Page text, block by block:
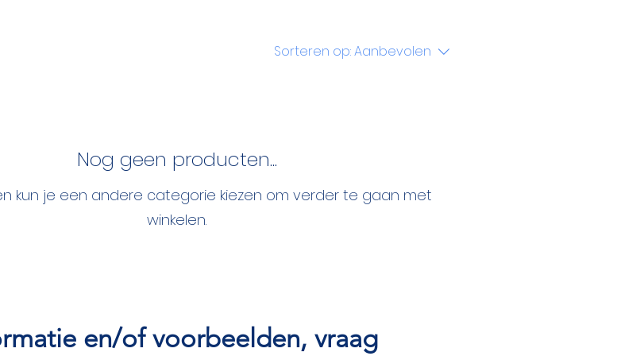
Sorteren op:Aanbevolen
Nog geen producten...
kun je een andere categorie kiezen om verder te gaan met
winkelen.
en/of voorbeelden, vraag